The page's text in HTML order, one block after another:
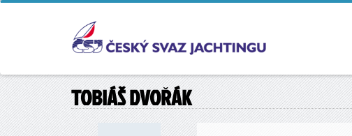
TOBIÁŠ DVOŘÁK